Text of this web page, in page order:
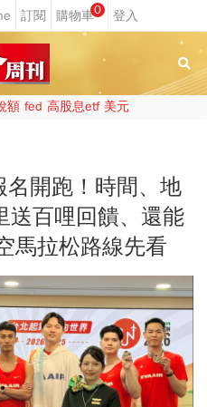
0
額 fed 高股息etf 美元
開跑！時間、地
百哩回饋、還能
馬拉松路線先看